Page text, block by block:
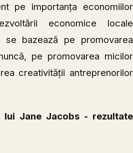
pe importanța economiilor
economice locale
se bazează pe promovarea
pe promovarea micilor
creativității antreprenorilor
lui Jane Jacobs - rezultate